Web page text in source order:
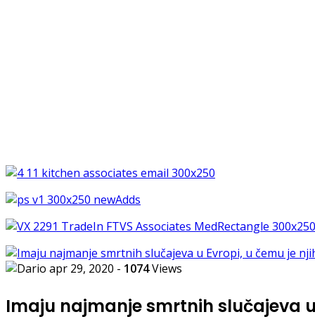
apr 29, 2020 - 1074Views
Imaju najmanje smrtnih slučajeva